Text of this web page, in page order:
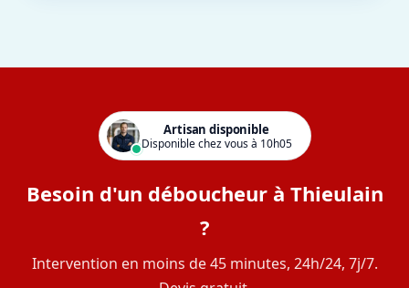
Artisan disponible
Disponible chez vous à 10h05
Besoin d'un déboucheur à Thieulain
?
Intervention en moins de 45 minutes, 24h/24, 7j/7.